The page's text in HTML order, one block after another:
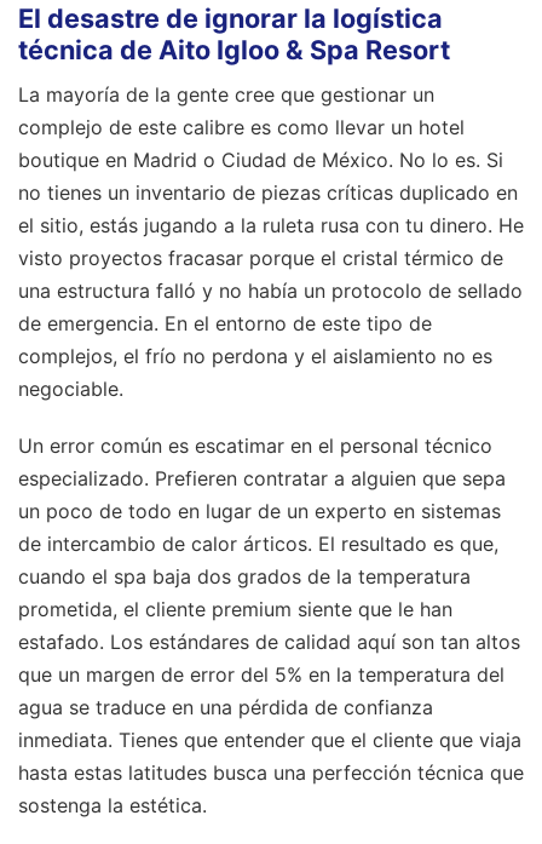
El desastre de ignorar la logística
técnica de Aito Igloo & Spa Resort
La mayoría de la gente cree que gestionar un
complejo de este calibre es como llevar un hotel
boutique en Madrid o Ciudad de México. No lo es. Si
no tienes un inventario de piezas críticas duplicado en
el sitio, estás jugando a la ruleta rusa con tu dinero. He
visto proyectos fracasar porque el cristal térmico de
una estructura falló y no había un protocolo de sellado
de emergencia. En el entorno de este tipo de
complejos, el frío no perdona y el aislamiento no es
negociable.
Un error común es escatimar en el personal técnico
especializado. Prefieren contratar a alguien que sepa
un poco de todo en lugar de un experto en sistemas
de intercambio de calor árticos. El resultado es que,
cuando el spa baja dos grados de la temperatura
prometida, el cliente premium siente que le han
estafado. Los estándares de calidad aquí son tan altos
que un margen de error del 5% en la temperatura del
agua se traduce en una pérdida de confianza
inmediata. Tienes que entender que el cliente que viaja
hasta estas latitudes busca una perfección técnica que
sostenga la estética.